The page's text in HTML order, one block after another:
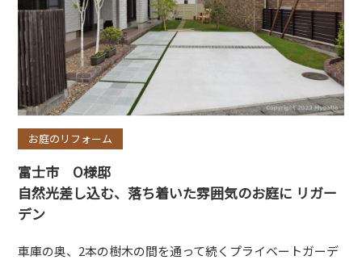
お庭のリフォーム
富士市 O様邸
自然光差し込む、落ち着いた雰囲気のお庭に リガー
デン
車庫の奥、2本の樹木の間を通って続くプライベートガーデ